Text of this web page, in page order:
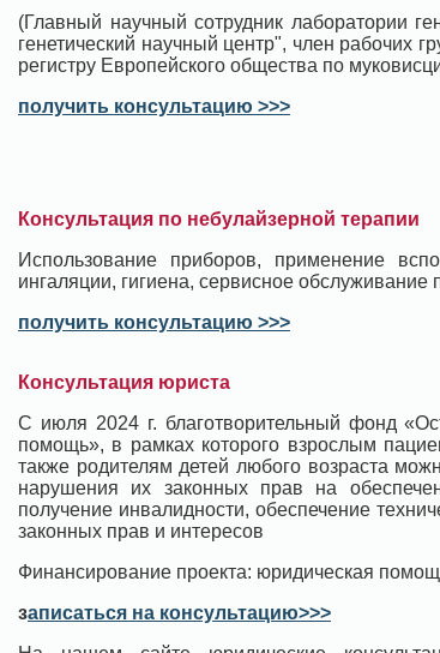
(Главный научный сотрудник лаборатории
генетический научный центр", член рабочих
регистру Европейского общества по
получить консультацию >>>
Консультация по небулайзерной терапии
Использование приборов, применение
ингаляции, гигиена, сервисное обслуживание
получить консультацию >>>
Консультация юриста
С июля 2024 г. благотворительный фонд
помощь», в рамках которого взрослым
также родителям детей любого возраста
нарушения их законных прав на
получение инвалидности, обеспечение
законных прав и интересов
Финансирование проекта: юридическая
записаться на консультацию>>>